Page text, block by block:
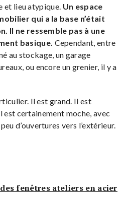
et lieu atypique. Un espace
qui a la base n’était
Il ne ressemble pas à une
basique. Cependant, entre
au stockage, un garage
ou encore un grenier, il y a
Il est grand. Il est
est certainement moche, avec
d’ouvertures vers l’extérieur.
fenêtres ateliers en acier